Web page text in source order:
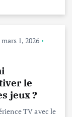
mars 1, 2026
le
jeux ?
TV avec le